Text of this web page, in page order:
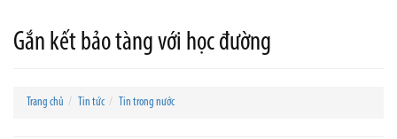
Gắn kết bảo tàng với học đường
Trang chủ Tin tức Tin trong nước